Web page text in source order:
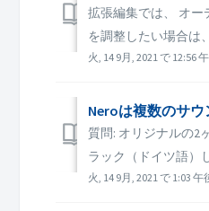
拡張編集では、 オ
を調整したい場合は
火, 14 9月, 2021 で 12:56
Neroは複数のサ
質問: オリジナルの2
ラック（ドイツ語）
火, 14 9月, 2021 で 1:03 午